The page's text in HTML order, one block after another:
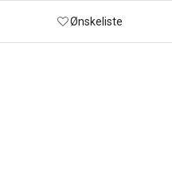
Ønskeliste